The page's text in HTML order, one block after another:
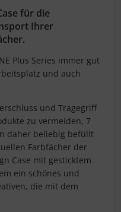
für die
Ihrer
Plus Series immer gut
und auch
und Tragegriff
zu vermeiden, 7
daher beliebig befüllt
Farbfächer der
Case mit gesticktem
ein schönes und
die mit dem